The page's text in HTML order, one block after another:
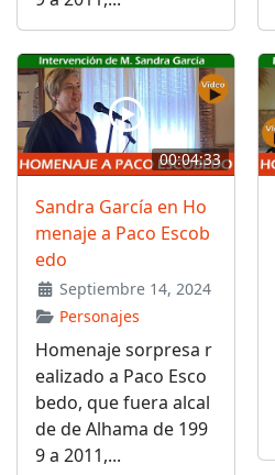
00:04:33
Sandra García en Ho
menaje a Paco Escob
edo
Septiembre 14, 2024
Personajes
Homenaje sorpresa r
ealizado a Paco Esco
bedo, que fuera alcal
de de Alhama de 199
9 a 2011,...